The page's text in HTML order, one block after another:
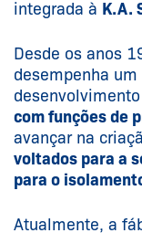
integrada à K.A.
Desde os anos
desempenha
com funções de
avançar na
voltados para a
para o
Atualmente, a